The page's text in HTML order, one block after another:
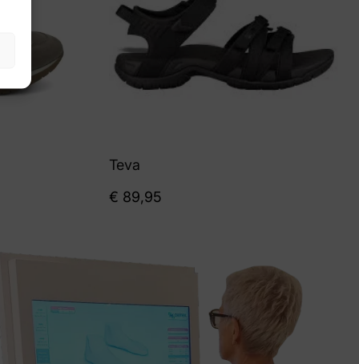
Teva
€ 89,95